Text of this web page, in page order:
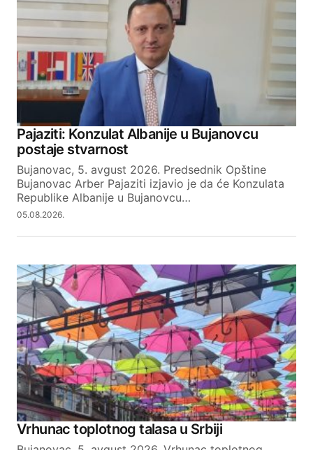
Pajaziti: Konzulat Albanije u Bujanovcu
postaje stvarnost
Bujanovac, 5. avgust 2026. Predsednik Opštine
Bujanovac Arber Pajaziti izjavio je da će Konzulata
Republike Albanije u Bujanovcu…
05.08.2026.
Vrhunac toplotnog talasa u Srbiji